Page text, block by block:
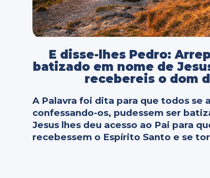
E disse-lhes Pedro:
batizado em nome de
recebereis o dom
A Palavra foi dita para que todos se
confessando-os, pudessem ser
Jesus lhes deu acesso ao Pai para
recebessem o Espírito Santo e se